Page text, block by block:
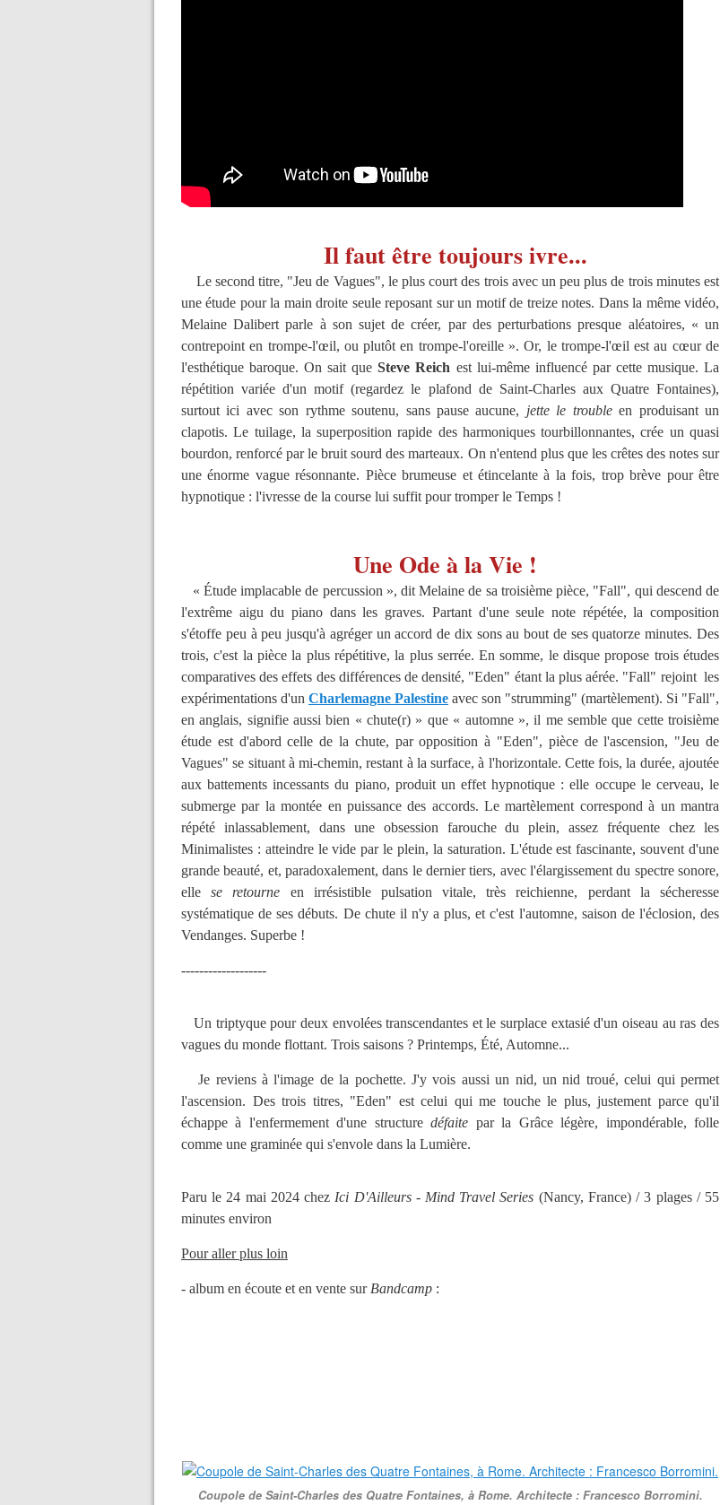
Il faut être toujours ivre...
Le second titre, "Jeu de Vagues", le plus court des trois avec un peu plus de trois minutes est
une étude pour la main droite seule reposant sur un motif de treize notes. Dans la même vidéo,
Melaine Dalibert parle à son sujet de créer, par des perturbations presque aléatoires, « un
contrepoint en trompe-l'œil, ou plutôt en trompe-l'oreille ». Or, le trompe-l'œil est au cœur de
l'esthétique baroque. On sait queSteve Reich est lui-même influencé par cette musique. La
répétition variée d'un motif (regardez le plafond de Saint-Charles aux Quatre Fontaines),
surtout ici avec son rythme soutenu, sans pause aucune, jette le troubleen produisant un
clapotis. Le tuilage, la superposition rapide des harmoniques tourbillonnantes, crée un quasi
bourdon, renforcé par le bruit sourd des marteaux. On n'entend plus que les crêtes des notes sur
une énorme vague résonnante. Pièce brumeuse et étincelante à la fois, trop brève pour être
hypnotique : l'ivresse de la course lui suffit pour tromper le Temps !
Une Ode à la Vie !
« Étude implacable de percussion », dit Melaine de sa troisième pièce, "Fall", qui descend de
l'extrême aigu du piano dans les graves. Partant d'une seule note répétée, la composition
s'étoffe peu à peu jusqu'à agréger un accord de dix sons au bout de ses quatorze minutes. Des
trois, c'est la pièce la plus répétitive, la plus serrée. En somme, le disque propose trois études
comparatives des effets des différences de densité, "Eden" étant la plus aérée. "Fall" rejoint les
expérimentations d'un Charlemagne Palestine avec son "strumming" (martèlement). Si "Fall",
en anglais, signifie aussi bien « chute(r) » que « automne », il me semble que cette troisième
étude est d'abord celle de la chute, par opposition à "Eden", pièce de l'ascension, "Jeu de
Vagues" se situant à mi-chemin, restant à la surface, à l'horizontale. Cette fois, la durée, ajoutée
aux battements incessants du piano, produit un effet hypnotique : elle occupe le cerveau, le
submerge par la montée en puissance des accords. Le martèlement correspond à un mantra
répété inlassablement, dans une obsession farouche du plein, assez fréquente chez les
Minimalistes : atteindre le vide par le plein, la saturation. L'étude est fascinante, souvent d'une
grande beauté, et, paradoxalement, dans le dernier tiers, avec l'élargissement du spectre sonore,
ellese retourne en irrésistible pulsation vitale, très reichienne, perdant la sécheresse
systématique de ses débuts. De chute il n'y a plus, et c'est l'automne, saison de l'éclosion, des
Vendanges. Superbe !
-------------------
Un triptyque pour deux envolées transcendantes et le surplace extasié d'un oiseau au ras des
vagues du monde flottant. Trois saisons ? Printemps, Été, Automne...
Je reviens à l'image de la pochette. J'y vois aussi un nid, un nid troué, celui qui permet
l'ascension. Des trois titres, "Eden" est celui qui me touche le plus, justement parce qu'il
échappe à l'enfermement d'une structuredéfaite par la Grâce légère, impondérable, folle
comme une graminée qui s'envole dans la Lumière.
Paru le 24 mai 2024 chez Ici D'Ailleurs - Mind Travel Series (Nancy, France) / 3 plages / 55
minutes environ
Pour aller plus loin
- album en écoute et en vente sur Bandcamp :
Coupole de Saint-Charles des Quatre Fontaines, à Rome. Architecte : Francesco Borromini.